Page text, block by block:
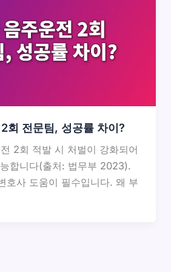
회 전문팀, 성공률 차이?
2회 적발 시 처벌이 강화되어
합니다(출처: 법무부 2023).
호사 도움이 필수입니다. 왜 부